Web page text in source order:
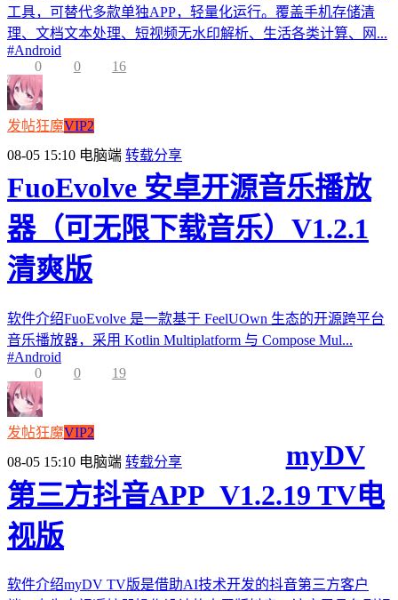
工具，可替代多款单独APP，轻量化运行。覆盖手机存储清
理、文档文本处理、短视频无水印解析、生活各类计算、网...
#Android
0
0 16
发帖狂魔VIP2
08-05 15:10 电脑端 转载分享
FuoEvolve 安卓开源音乐播放
器（可无限下载音乐）V1.2.1
清爽版
软件介绍FuoEvolve 是一款基于 FeelUOwn 生态的开源跨平台
音乐播放器，采用 Kotlin Multiplatform 与 Compose Mul...
#Android
0
0 19
发帖狂魔VIP2
08-05 15:10 电脑端 转载分享
myDV
第三方抖音APP_V1.2.19 TV电
视版
软件介绍myDV TV版是借助AI技术开发的抖音第三方客户